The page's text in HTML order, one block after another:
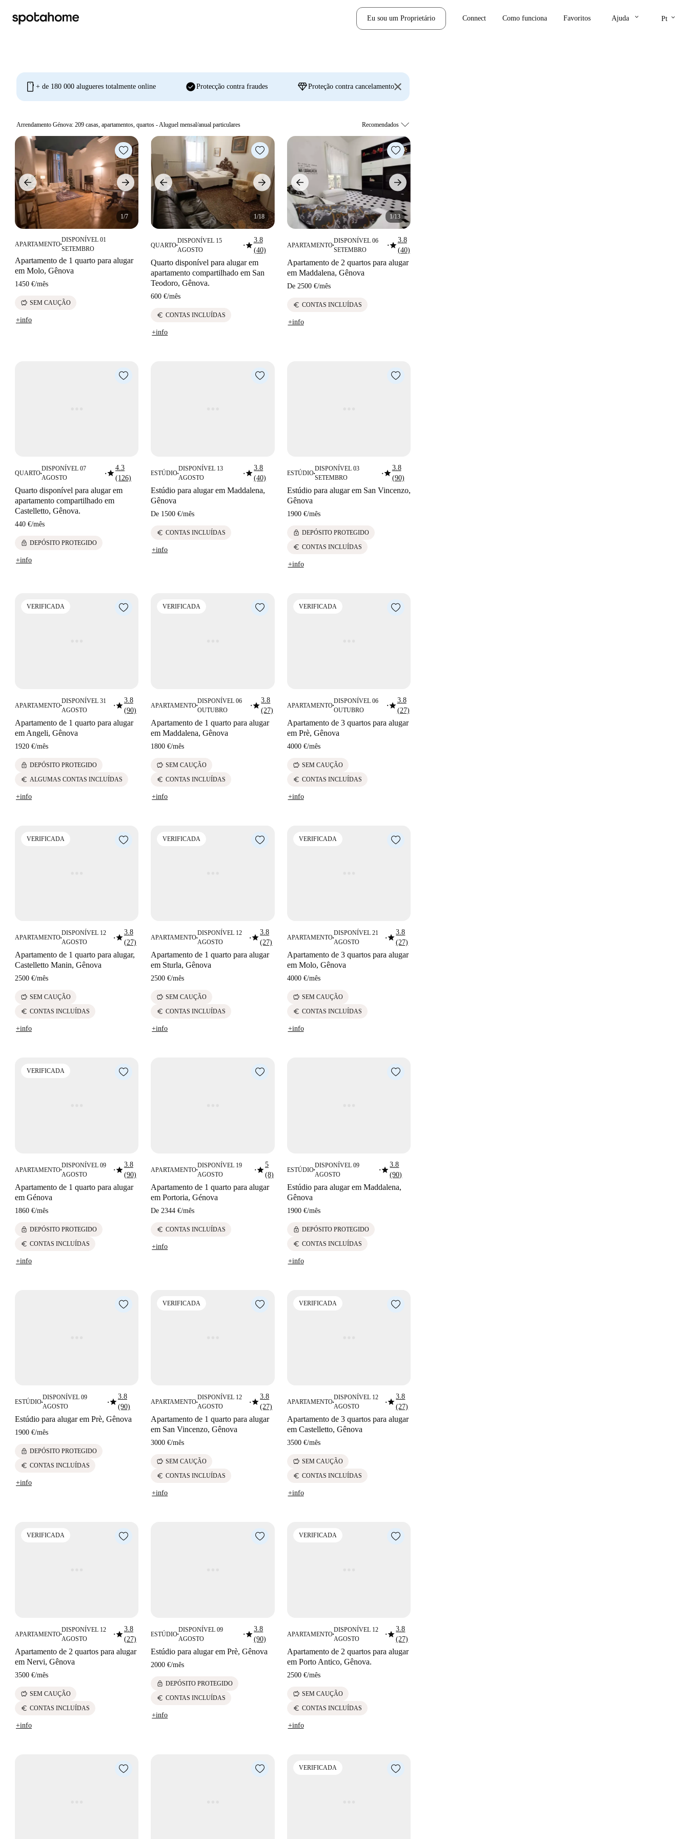
Eu sou um Proprietário Connect Como funciona Favoritos Ajuda keyboard_arrow_down Pt keyboard_arrow_down
mobile + de 180 000 alugueres totalmente online check_circleProtecção contra fraudes diamondProteção contra cancelamento
Arrendamento Génova: 209 casas, apartamentos, quartos - Aluguel mensal/anual particulares
1/7
APARTAMENTO■
DISPONÍVEL 01
SETEMBRO
Apartamento de 1 quarto para alugar
em Molo, Gênova
1450 €/mês
savings SEM CAUÇÃO
+info
1/18
QUARTO■
DISPONÍVEL 15
AGOSTO
■star3.8
(40)
Quarto disponível para alugar em
apartamento compartilhado em San
Teodoro, Gênova.
600 €/mês
euro CONTAS INCLUÍDAS
+info
1/13
APARTAMENTO■
DISPONÍVEL 06
SETEMBRO
■star3.8
(40)
Apartamento de 2 quartos para alugar
em Maddalena, Gênova
De 2500 €/mês
euro CONTAS INCLUÍDAS
+info
QUARTO■
DISPONÍVEL 07
AGOSTO
■star4.3
(126)
Quarto disponível para alugar em
apartamento compartilhado em
Castelletto, Gênova.
440 €/mês
lock DEPÓSITO PROTEGIDO
+info
ESTÚDIO■
DISPONÍVEL 13
AGOSTO
■star3.8
(40)
Estúdio para alugar em Maddalena,
Gênova
De 1500 €/mês
euro CONTAS INCLUÍDAS
+info
ESTÚDIO■
DISPONÍVEL 03
SETEMBRO
■star3.8
(90)
Estúdio para alugar em San Vincenzo,
Gênova
1900 €/mês
lock DEPÓSITO PROTEGIDO
euro CONTAS INCLUÍDAS
+info
VERIFICADA
APARTAMENTO■
DISPONÍVEL 31
AGOSTO
■star3.8
(90)
Apartamento de 1 quarto para alugar
em Angeli, Gênova
1920 €/mês
lock DEPÓSITO PROTEGIDO
euro ALGUMAS CONTAS INCLUÍDAS
+info
VERIFICADA
APARTAMENTO■
DISPONÍVEL 06
OUTUBRO
■star3.8
(27)
Apartamento de 1 quarto para alugar
em Maddalena, Gênova
1800 €/mês
savings SEM CAUÇÃO
euro CONTAS INCLUÍDAS
+info
VERIFICADA
APARTAMENTO■
DISPONÍVEL 06
OUTUBRO
■star3.8
(27)
Apartamento de 3 quartos para alugar
em Prè, Gênova
4000 €/mês
savings SEM CAUÇÃO
euro CONTAS INCLUÍDAS
+info
VERIFICADA
APARTAMENTO■
DISPONÍVEL 12
AGOSTO
■star3.8
(27)
Apartamento de 1 quarto para alugar,
Castelletto Manin, Gênova
2500 €/mês
savings SEM CAUÇÃO
euro CONTAS INCLUÍDAS
+info
VERIFICADA
APARTAMENTO■
DISPONÍVEL 12
AGOSTO
■star3.8
(27)
Apartamento de 1 quarto para alugar
em Sturla, Gênova
2500 €/mês
savings SEM CAUÇÃO
euro CONTAS INCLUÍDAS
+info
VERIFICADA
APARTAMENTO■
DISPONÍVEL 21
AGOSTO
■star3.8
(27)
Apartamento de 3 quartos para alugar
em Molo, Gênova
4000 €/mês
savings SEM CAUÇÃO
euro CONTAS INCLUÍDAS
+info
VERIFICADA
APARTAMENTO■
DISPONÍVEL 09
AGOSTO
■star3.8
(90)
Apartamento de 1 quarto para alugar
em Génova
1860 €/mês
lock DEPÓSITO PROTEGIDO
euro CONTAS INCLUÍDAS
+info
APARTAMENTO■
DISPONÍVEL 19
AGOSTO
■star5
(8)
Apartamento de 1 quarto para alugar
em Portoria, Génova
De 2344 €/mês
euro CONTAS INCLUÍDAS
+info
ESTÚDIO■
DISPONÍVEL 09
AGOSTO
■star3.8
(90)
Estúdio para alugar em Maddalena,
Gênova
1900 €/mês
lock DEPÓSITO PROTEGIDO
euro CONTAS INCLUÍDAS
+info
ESTÚDIO■
DISPONÍVEL 09
AGOSTO
■star3.8
(90)
Estúdio para alugar em Prè, Gênova
1900 €/mês
lock DEPÓSITO PROTEGIDO
euro CONTAS INCLUÍDAS
+info
VERIFICADA
APARTAMENTO■
DISPONÍVEL 12
AGOSTO
■star3.8
(27)
Apartamento de 1 quarto para alugar
em San Vincenzo, Gênova
3000 €/mês
savings SEM CAUÇÃO
euro CONTAS INCLUÍDAS
+info
VERIFICADA
APARTAMENTO■
DISPONÍVEL 12
AGOSTO
■star3.8
(27)
Apartamento de 3 quartos para alugar
em Castelletto, Gênova
3500 €/mês
savings SEM CAUÇÃO
euro CONTAS INCLUÍDAS
+info
VERIFICADA
APARTAMENTO■
DISPONÍVEL 12
AGOSTO
■star3.8
(27)
Apartamento de 2 quartos para alugar
em Nervi, Gênova
3500 €/mês
savings SEM CAUÇÃO
euro CONTAS INCLUÍDAS
+info
ESTÚDIO■
DISPONÍVEL 09
AGOSTO
■star3.8
(90)
Estúdio para alugar em Prè, Gênova
2000 €/mês
lock DEPÓSITO PROTEGIDO
euro CONTAS INCLUÍDAS
+info
VERIFICADA
APARTAMENTO■
DISPONÍVEL 12
AGOSTO
■star3.8
(27)
Apartamento de 2 quartos para alugar
em Porto Antico, Gênova.
2500 €/mês
savings SEM CAUÇÃO
euro CONTAS INCLUÍDAS
+info
VERIFICADA